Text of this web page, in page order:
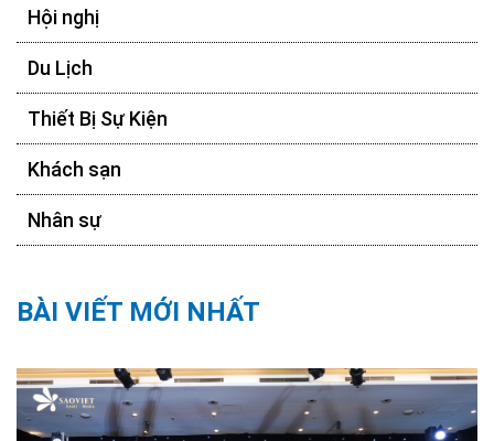
Hội nghị
Du Lịch
Thiết Bị Sự Kiện
Khách sạn
Nhân sự
BÀI VIẾT MỚI NHẤT